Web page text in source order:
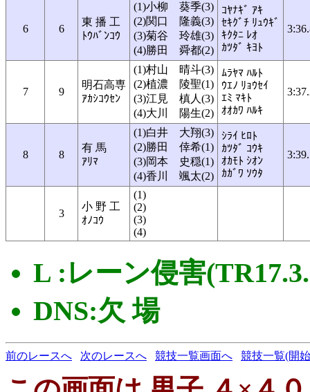
6 6
東 播 工
ﾄｳﾊﾞﾝｺｳ
(1)小柳 葵季(3)
(2)関口 隆義(3)
(3)菊谷 玲雄(3)
(4)勝田 舜都(2)
ｺﾔﾅｷﾞ ｱｷ
ｾｷｸﾞﾁ ﾘｭｳｷﾞ
ｷｸﾀﾆ ﾚｵ
ｶﾂﾀﾞ ｷﾖﾄ
7 9
明石高専
ｱｶｼｺｳｾﾝ
(1)村山 晴斗(3)
(2)植濃 陵聖(1)
(3)江見 槙人(3)
(4)大川 陽生(2)
ﾑﾗﾔﾏ ﾊﾙﾄ
ｳｴﾉ ﾘｮｳｾｲ
ｴﾐ ﾏｷﾄ
ｵｵｶﾜ ﾊﾙｷ
8 8
有 馬
ｱﾘﾏ
(1)白井 大翔(3)
(2)勝田 倖希(1)
(3)岡本 史穏(1)
(4)香川 颯太(2)
ｼﾗｲ ﾋﾛﾄ
ｶﾂﾀﾞ ｺｳｷ
ｵｶﾓﾄ ｼｵﾝ
ｶｶﾞﾜ ｿｳﾀ
3
小 野 工
ｵﾉｺｳ
(1)
(2)
(3)
(4)
L :レーン侵害
DNS:欠 場
前のレースへ 次のレースへ 競技一覧画面へ 競技一覧(開